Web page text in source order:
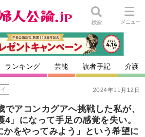
検索 メニュー
ランキング 芸能 読者手記 介護
2024年11月12日
アコンカグアへ挑戦した私が、
4」になって手足の感覚を失い。
かをやってみよう」という希望に